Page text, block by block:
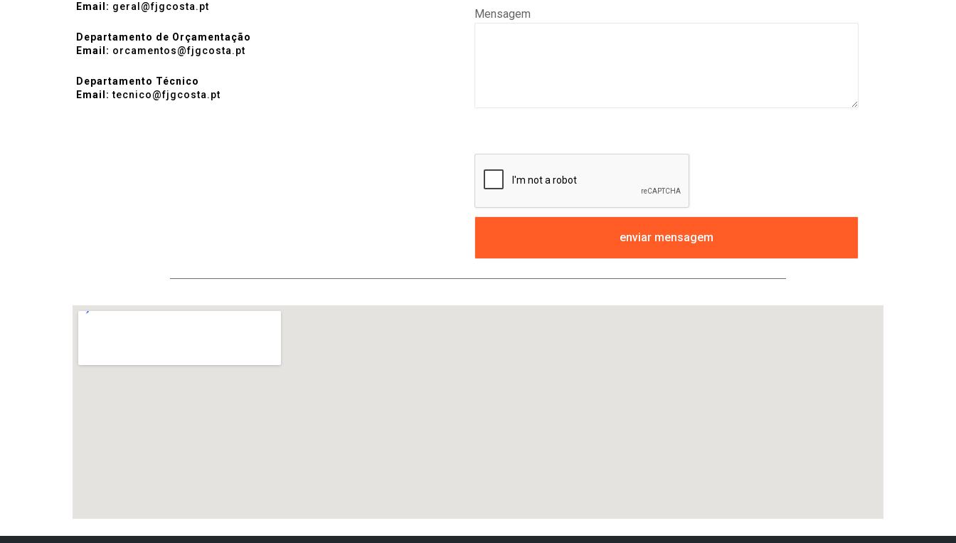
Email: geral@fjgcosta.pt
Departamento de Orçamentação
Email: orcamentos@fjgcosta.pt
Departamento Técnico
Email:tecnico@fjgcosta.pt
Mensagem